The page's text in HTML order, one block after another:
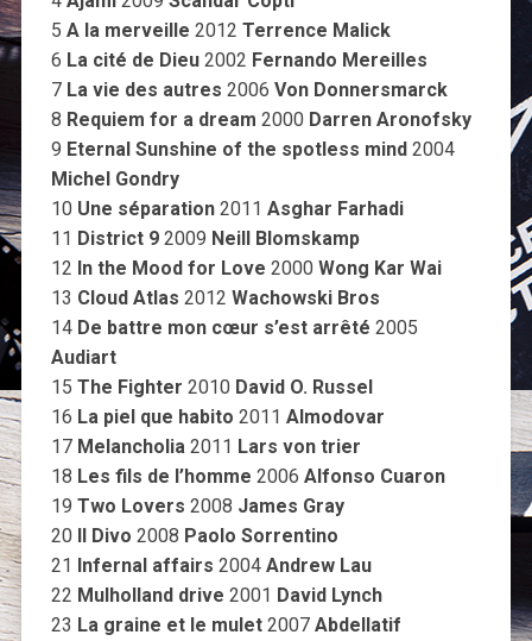
5 A la merveille 2012 Terrence Malick
6 La cité de Dieu2002 Fernando Mereilles
7 La vie des autres 2006 Von Donnersmarck
8 Requiem for a dream 2000 Darren Aronofsky
9 Eternal Sunshine of the spotless mind2004
Michel Gondry
10 Une séparation2011 Asghar Farhadi
11 District 92009 Neill Blomskamp
12 In the Mood for Love 2000 Wong Kar Wai
13 Cloud Atlas 2012 Wachowski Bros
14 De battre mon cœur s’est arrêté 2005
Audiart
15 The Fighter 2010 David O. Russel
16 La piel que habito 2011 Almodovar
17 Melancholia 2011 Lars von trier
18 Les fils de l’homme 2006 Alfonso Cuaron
19 Two Lovers 2008 James Gray
20 Il Divo 2008 Paolo Sorrentino
21 Infernal affairs 2004 Andrew Lau
22 Mulholland drive 2001 David Lynch
23 La graine et le mulet2007 Abdellatif